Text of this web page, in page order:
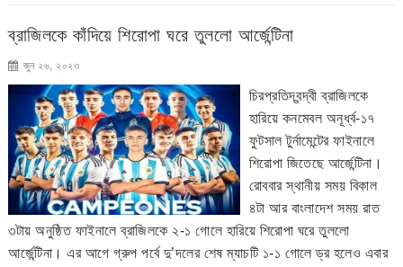
ব্রাজিলকে কাঁদিয়ে শিরোপা ঘরে তুললো আর্জেন্টিনা
জুন ২৬, ২০২৩
চিরপ্রতিদ্বন্দ্বী ব্রাজিলকে
হারিয়ে কনমেবল অনূর্ধ্ব-১৭
ফুটসাল টুর্নামেন্টের ফাইনালে
শিরোপা জিতেছে আর্জেন্টিনা।
রোববার স্থানীয় সময় বিকাল
৪টা আর বাংলাদেশ সময় রাত
৩টায় অনুষ্ঠিত ফাইনালে ব্রাজিলকে ২-১ গোলে হারিয়ে শিরোপা ঘরে তুললো
আর্জেন্টিনা। এর আগে গ্রুপ পর্বে দু’দলের শেষ ম্যাচটি ১-১ গোলে ড্র হলেও এবার